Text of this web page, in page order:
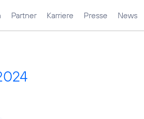
Partner Karriere Presse News